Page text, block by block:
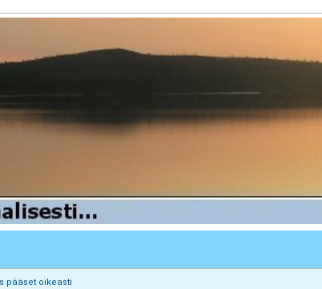
pääset oikeasti